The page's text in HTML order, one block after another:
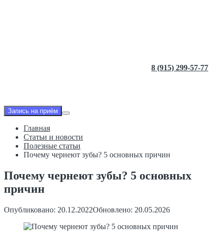
8 (915) 299-57-77
Запись на приём
Главная
Статьи и новости
Полезные статьи
Почему чернеют зубы? 5 основных причин
Почему чернеют зубы? 5 основных
причин
Опубликовано: 20.12.2022Обновлено: 20.05.2026